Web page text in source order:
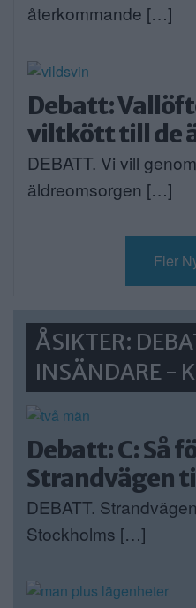
återkommande […]
Debatt:
viltkött till de
DEBATT. Vi vill
äldreomsorgen […]
Fler
ÅSIKTER:
INSÄNDARE -
Debatt: C: Så
Strandvägen
DEBATT.
Stockholms […]